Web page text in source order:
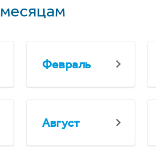
Февраль
Август